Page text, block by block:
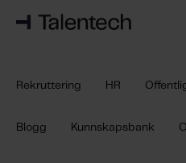
Rekruttering HR
Blogg Kunnskapsbank